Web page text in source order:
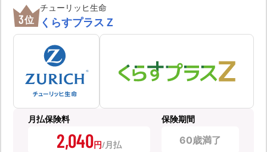
3位
チューリッヒ生命
くらすプラスＺ
月払保険料
2,040円
保険期間
60歳満了